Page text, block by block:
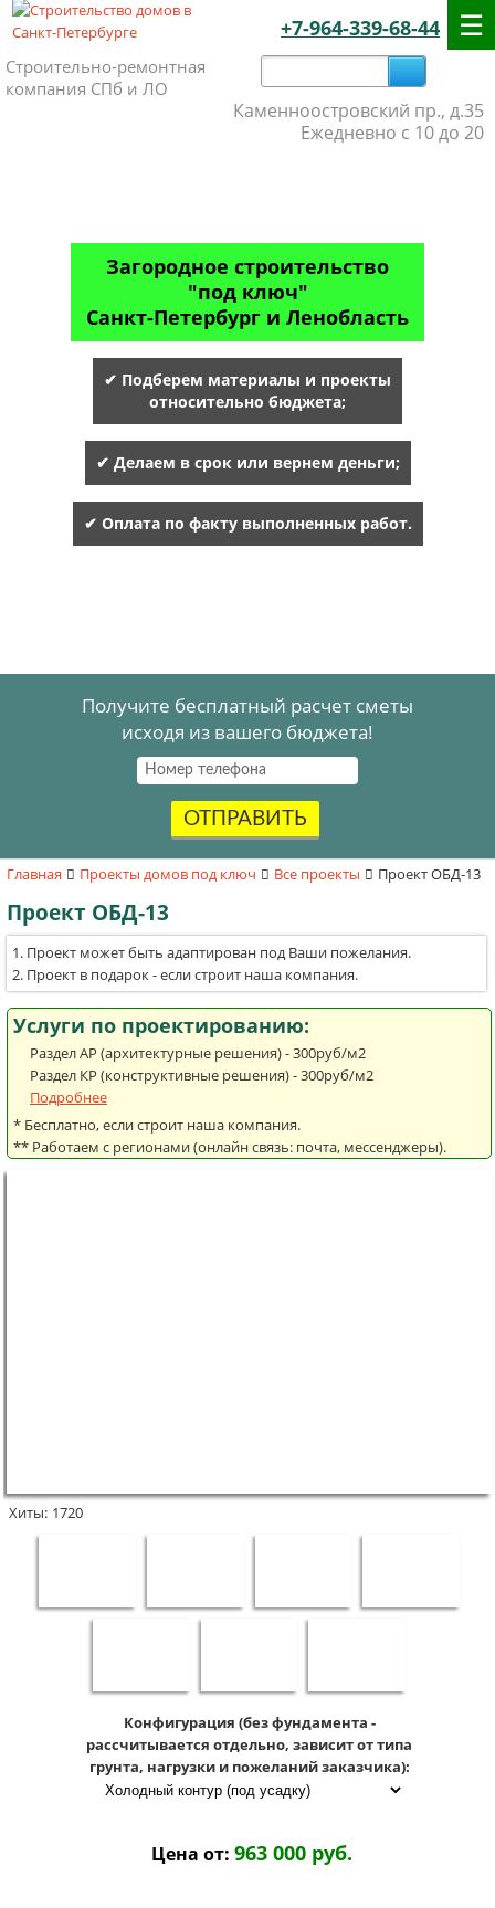
+7-964-339-68-44
Строительно-ремонтная
компания СПб и ЛО
Каменноостровский пр., д.35
Ежедневно с 10 до 20
Загородное строительство
"под ключ"
Санкт-Петербург и Ленобласть
✔ Подберем материалы и проекты
относительно бюджета;
✔ Делаем в срок или вернем деньги;
✔ Оплата по факту выполненных работ.
Получите бесплатный расчет сметы
исходя из вашего бюджета!
ОТПРАВИТЬ
Главная Проекты домов под ключ Все проекты Проект ОБД-13
Проект ОБД-13
Проект может быть адаптирован под Ваши пожелания.
Проект в подарок - если строит наша компания.
Услуги по проектированию:
Раздел АР (архитектурные решения) - 300руб/м2
Раздел КР (конструктивные решения) - 300руб/м2
Подробнее
* Бесплатно, если строит наша компания.
** Работаем с регионами (онлайн связь: почта, мессенджеры).
Хиты: 1720
Конфигурация (без фундамента -
рассчитывается отдельно, зависит от типа
грунта, нагрузки и пожеланий заказчика):
Цена от: 963 000 руб.